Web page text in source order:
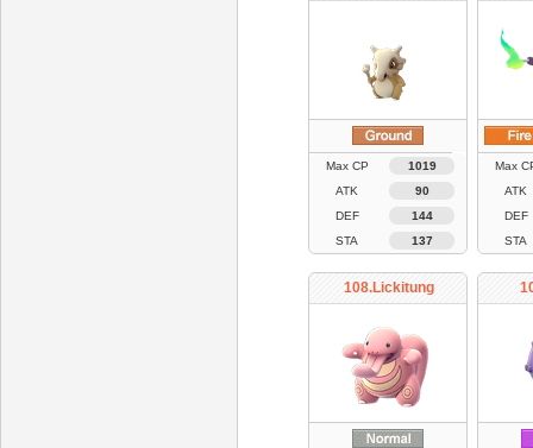
Max CP
1019
ATK
90
DEF
144
STA
137
Max
ATK
DEF
STA
108.Lickitung